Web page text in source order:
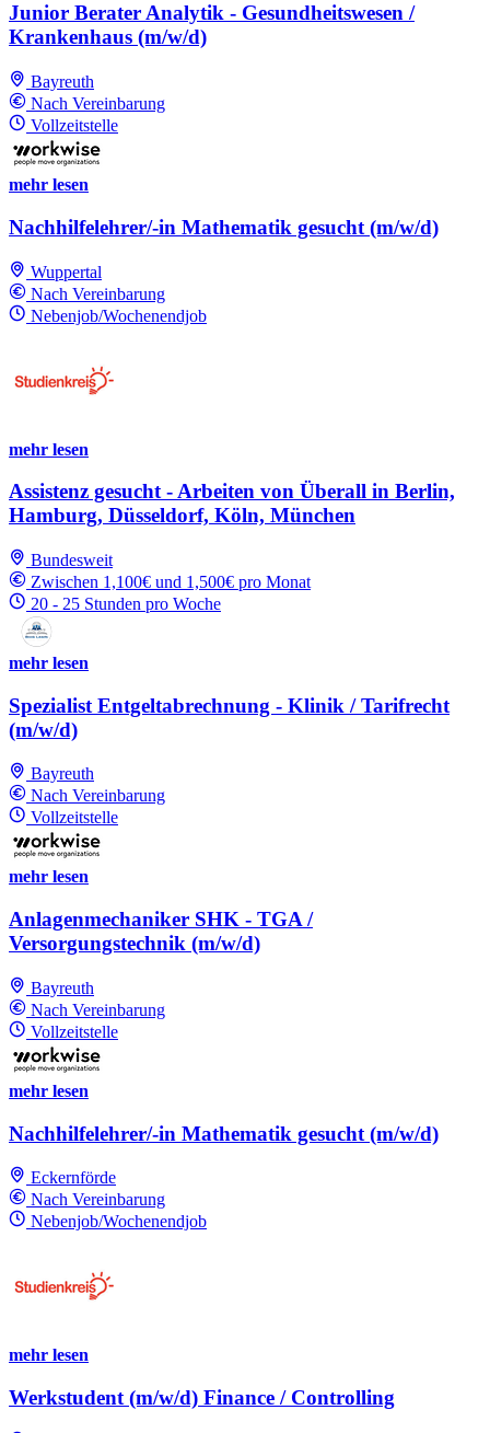
Junior Berater Analytik - Gesundheitswesen /
Krankenhaus (m/w/d)
Bayreuth
Nach Vereinbarung
Vollzeitstelle
mehr lesen
Nachhilfelehrer/-in Mathematik gesucht (m/w/d)
Wuppertal
Nach Vereinbarung
Nebenjob/Wochenendjob
mehr lesen
Assistenz gesucht - Arbeiten von Überall in Berlin,
Hamburg, Düsseldorf, Köln, München
Bundesweit
Zwischen 1,100€ und 1,500€ pro Monat
20 - 25 Stunden pro Woche
mehr lesen
Spezialist Entgeltabrechnung - Klinik / Tarifrecht
(m/w/d)
Bayreuth
Nach Vereinbarung
Vollzeitstelle
mehr lesen
Anlagenmechaniker SHK - TGA /
Versorgungstechnik (m/w/d)
Bayreuth
Nach Vereinbarung
Vollzeitstelle
mehr lesen
Nachhilfelehrer/-in Mathematik gesucht (m/w/d)
Eckernförde
Nach Vereinbarung
Nebenjob/Wochenendjob
mehr lesen
Werkstudent (m/w/d) Finance / Controlling